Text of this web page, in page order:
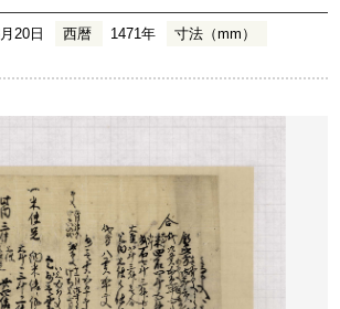
20日 西暦 1471年
寸法（mm）